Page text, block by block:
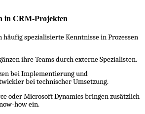
in CRM-Projekten
spezialisierte Kenntnisse in Prozessen
ihre Teams durch externe Spezialisten.
bei Implementierung und
bei technischer Umsetzung.
oder Microsoft Dynamics bringen zusätzlich
how ein.